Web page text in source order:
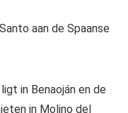
aan de Spaanse
in Benaoján en de
in Molino del